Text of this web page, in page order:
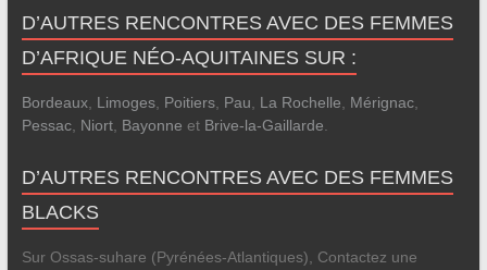
D’AUTRES RENCONTRES AVEC DES FEMMES
D’AFRIQUE NÉO-AQUITAINES SUR :
Bordeaux, Limoges, Poitiers, Pau, La Rochelle, Mérignac,
Pessac, Niort, Bayonne et Brive-la-Gaillarde.
D’AUTRES RENCONTRES AVEC DES FEMMES
BLACKS
Sur Ossas-suhare (Pyrénées-Atlantiques), Contactez une